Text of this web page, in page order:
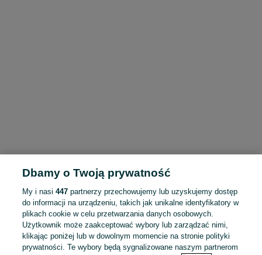
Dbamy o Twoją prywatność
My i nasi447 partnerzy przechowujemy lub uzyskujemy dostęp
do informacji na urządzeniu, takich jak unikalne identyfikatory w
plikach cookie w celu przetwarzania danych osobowych.
Użytkownik może zaakceptować wybory lub zarządzać nimi,
klikając poniżej lub w dowolnym momencie na stronie polityki
prywatności. Te wybory będą sygnalizowane naszym partnerom